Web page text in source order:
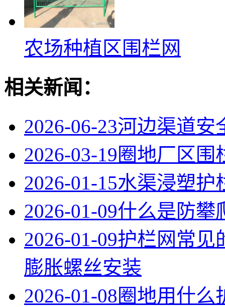
农场种植区围栏网
相关新闻：
2026-06-23河边渠道安
2026-03-19圈地厂区围
2026-01-15水渠浸塑护
2026-01-09什么是防攀
2026-01-09护栏网常见
膨胀螺丝安装
2026-01-08圈地用什么